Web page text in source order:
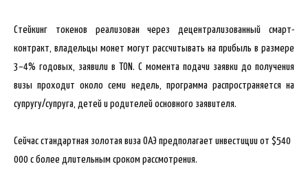
Стейкинг токенов реализован через децентрализованный смарт-
контракт, владельцы монет могут рассчитывать на прибыль в размере
3–4% годовых, заявили в TON. С момента подачи заявки до получения
визы проходит около семи недель, программа распространяется на
супругу/супруга, детей и родителей основного заявителя.
Сейчас стандартная золотая виза ОАЭ предполагает инвестиции от $540
000 с более длительным сроком рассмотрения.